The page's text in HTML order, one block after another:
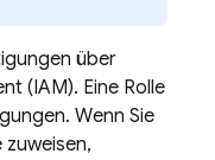
über
(IAM). Eine Rolle
Wenn Sie
zuweisen,